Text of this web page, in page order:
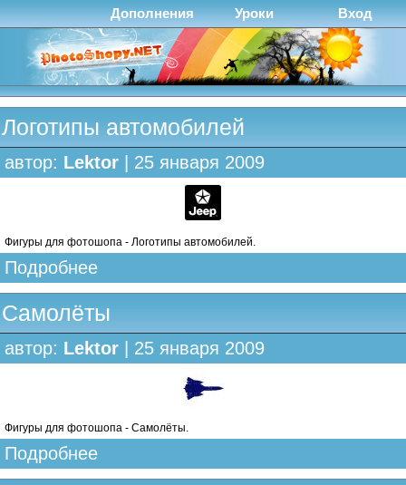
Дополнения Уроки Вход
Логотипы автомобилей
автор: Lektor | 25 января 2009
Фигуры для фотошопа - Логотипы автомобилей.
Подробнее
Самолёты
автор: Lektor | 25 января 2009
Фигуры для фотошопа - Самолёты.
Подробнее